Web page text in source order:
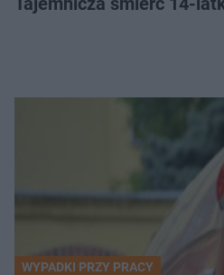
WYPADKI PRZY PRACY